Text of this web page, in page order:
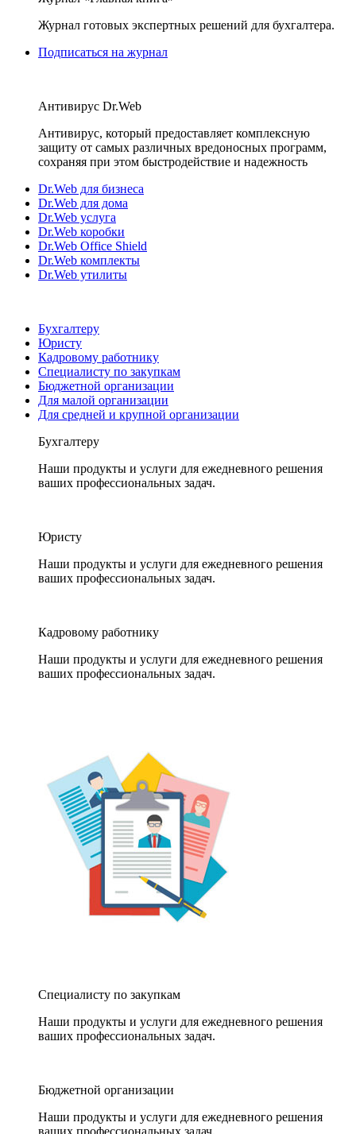
Журнал готовых экспертных решений для бухгалтера.
Подписаться на журнал
Антивирус Dr.Web
Антивирус, который предоставляет комплексную
защиту от самых различных вредоносных программ,
сохраняя при этом быстродействие и надежность
Dr.Web для бизнеса
Dr.Web для дома
Dr.Web услуга
Dr.Web коробки
Dr.Web Office Shield
Dr.Web комплекты
Dr.Web утилиты
Бухгалтеру
Юристу
Кадровому работнику
Специалисту по закупкам
Бюджетной организации
Для малой организации
Для средней и крупной организации
Бухгалтеру
Наши продукты и услуги для ежедневного решения
ваших профессиональных задач.
Юристу
Наши продукты и услуги для ежедневного решения
ваших профессиональных задач.
Кадровому работнику
Наши продукты и услуги для ежедневного решения
ваших профессиональных задач.
Специалисту по закупкам
Наши продукты и услуги для ежедневного решения
ваших профессиональных задач.
Бюджетной организации
Наши продукты и услуги для ежедневного решения
ваших профессиональных задач.